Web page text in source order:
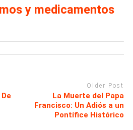
y medicamentos
Older Post
La Muerte del Papa
Francisco: Un Adiós a un
Pontífice Histórico